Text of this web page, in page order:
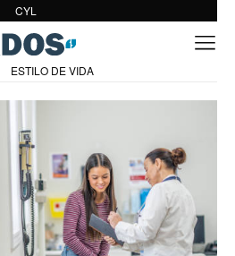
CYL
ESTILO DE VIDA